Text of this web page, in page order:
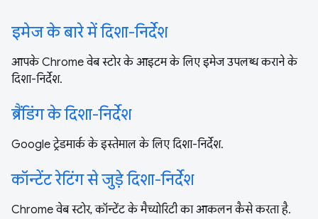
इमेज के बारे में दिशा-निर्देश
आपके Chrome वेब स्टोर के आइटम के लिए इमेज उपलब्ध कराने के
दिशा-निर्देश.
ब्रैंडिंग के दिशा-निर्देश
Google ट्रेडमार्क के इस्तेमाल के लिए दिशा-निर्देश.
कॉन्टेंट रेटिंग से जुड़े दिशा-निर्देश
Chrome वेब स्टोर, कॉन्टेंट के मैच्योरिटी का आकलन कैसे करता है.